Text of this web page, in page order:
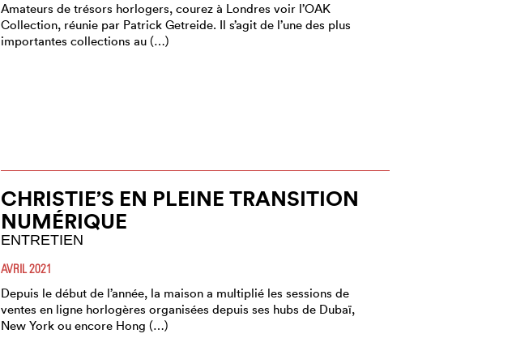
Amateurs de trésors horlogers, courez à Londres voir l’OAK
Collection, réunie par Patrick Getreide. Il s’agit de l’une des plus
importantes collections au (…)
CHRISTIE’S EN PLEINE TRANSITION
NUMÉRIQUE
ENTRETIEN
AVRIL 2021
Depuis le début de l’année, la maison a multiplié les sessions de
ventes en ligne horlogères organisées depuis ses hubs de Dubaï,
New York ou encore Hong (…)